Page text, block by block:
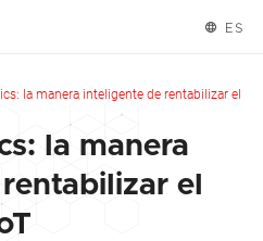
ES
la manera inteligente de rentabilizar el
la manera
el